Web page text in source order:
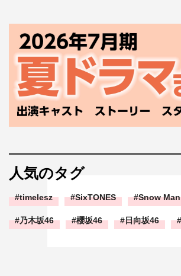
人気のタグ
timelesz SixTONES Snow Man
乃木坂46 櫻坂46 日向坂46